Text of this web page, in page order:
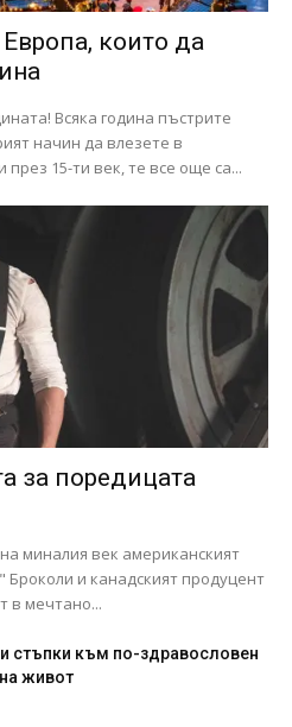
които да
Всяка година пъстрите
начин да влезете в
15-ти век, те все още са...
за поредицата
миналия век американският
Броколи и канадският продуцент
в мечтано...
стъпки към по-здравословен
живот